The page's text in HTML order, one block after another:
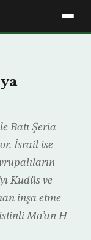
Batı Şeria
İsrail ise
Kudüs ve
inşa etme
Ma’an H